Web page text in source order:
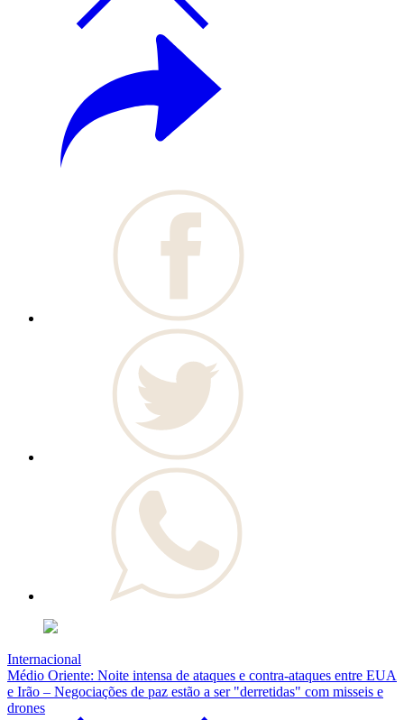
Internacional
Médio Oriente: Noite intensa de ataques e contra-ataques entre EUA
e Irão – Negociações de paz estão a ser "derretidas" com misseis e
drones